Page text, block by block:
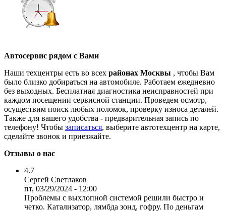
Автосервис рядом с Вами
Наши техцентры есть во всех районах Москвы , чтобы Вам
было близко добираться на автомобиле. Работаем ежедневно
без выходных. Бесплатная диагностика неисправностей при
каждом посещении сервисной станции. Проведем осмотр,
осуществим поиск любых поломок, проверку износа деталей.
Также для вашего удобства - предварительная запись по
телефону! Чтобы записаться, выберите автотехцентр на карте,
сделайте звонок и приезжайте.
Отзывы о нас
4.7
Сергей Светлаков
пт, 03/29/2024 - 12:00
Проблемы с выхлопной системой решили быстро и
четко. Катализатор, лямбда зонд, гофру. По деньгам